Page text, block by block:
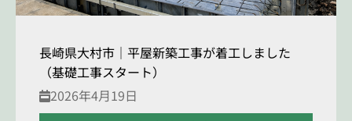
長崎県大村市｜平屋新築工事が着工しました
（基礎工事スタート）
2026年4月19日